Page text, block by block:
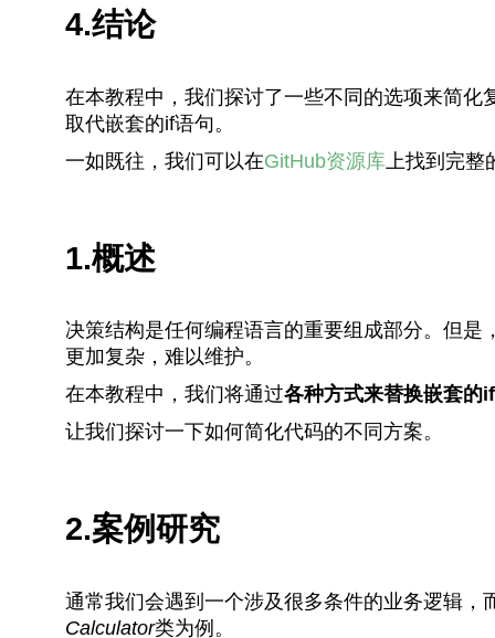
4.结论
在本教程中，我们探讨了一些不同的选项来简
取代嵌套的if语句。
一如既往，我们可以在GitHub资源库上找到完整
1.概述
决策结构是任何编程语言的重要组成部分。但
更加复杂，难以维护。
在本教程中，我们将通过各种方式来替换嵌套的
让我们探讨一下如何简化代码的不同方案。
2.案例研究
通常我们会遇到一个涉及很多条件的业务逻辑
Calculator类为例。